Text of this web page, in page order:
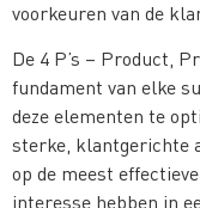
voorkeuren van de
De 4 P’s – Product,
fundament van elke
deze elementen te
sterke, klantgerichte
op de meest
interesse hebben in